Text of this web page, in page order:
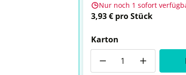
Nur noch 1 sofort
3,93 € pro Stück
Karton